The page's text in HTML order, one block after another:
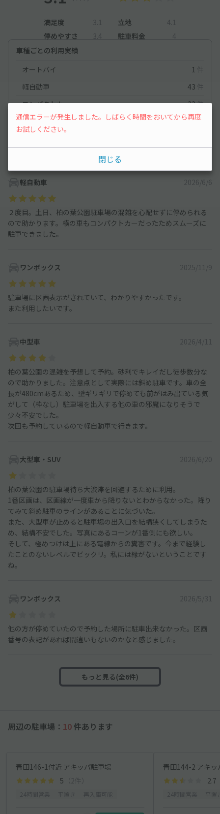
満足度 3.1 立地
4.1
停めやすさ
3.4 駐車料金
4
車種ごとの利用実績
オートバイ
1 件
軽自動車
43 件
コンパクトカー
32件
中型車
48件
軽自動車 2026/6/6
２度目。土日、柏の葉公園駐車場の混雑を心配せずに停められる
ので助かります。横の車もコンパクトカーだったためスムーズに
駐車できました。
ワンボックス 2025/11/9
駐車場に区画表示がされていて、わかりやすかったです。
また利用したいです。
中型車 2026/4/11
柏の葉公園の混雑を予想して予約。砂利でキレイだし徒歩数分な
ので助かりました。注意点として実際には斜め駐車です。車の全
長が480cmあるため、壁ギリギリで停めても前がはみ出ている気
がして（枠なし）駐車場を出入する他の車の邪魔になりそうで
少々不安でした。
次回も予約しているので軽自動車で行きます。
大型車・SUV 2026/6/20
柏の葉公園の駐車場待ち大渋滞を回避するために利用。
1番区画は、区画線が一度車から降りないとわからなかった。降り
てみて斜め駐車のラインがあることに気づいた。
また、大型車が止めると駐車場の出入口を結構狭くしてしまうた
め、結構不安でした。写真にあるコーンが1番側にも欲しい。
そして、極めつけは上にある電線からの糞害です。今まで経験し
たことのないレベルでビックリ。私には縁がないということです
ね。
ワンボックス 2026/5/31
他の方が停めていたので予約した場所に駐車出来なかった。区画
番号の表記があれば間違いもないのかなと感じました。
もっと見る(全6件)
周辺の駐車場： 10 件あります
青田146-1付近 アキッパ駐車場
5 （2件）
青田144-2 アキッ
2.7
通信エラーが発生しました。しばらく時間をおいてから再度
お試しください。
閉じる